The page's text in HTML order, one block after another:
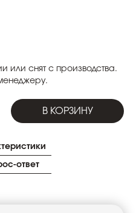
или снят с производства.
В КОРЗИНУ
ответ